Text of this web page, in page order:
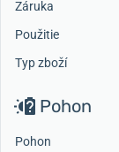
Záruka
Použitie
Typ zboží
Pohon
Pohon